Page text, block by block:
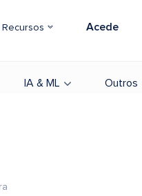
Recursos Acede
IA & ML Outros